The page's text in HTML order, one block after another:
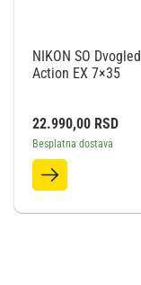
NIKON SO Dvogled
Action EX 7×35
22.990,00 RSD
Besplatna dostava